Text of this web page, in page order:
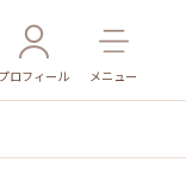
プロフィール メニュー